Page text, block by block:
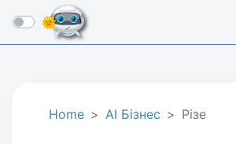
☰
Home AI Бізнес Різе